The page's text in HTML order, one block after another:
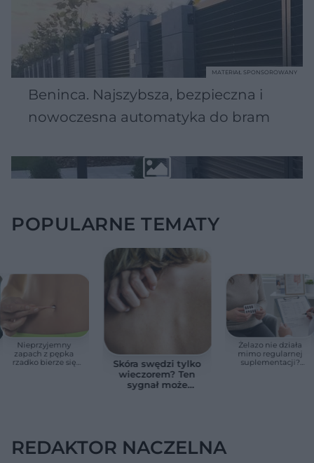
Beninca. Najszybsza, bezpieczna i
nowoczesna automatyka do bram
MATERIAŁ SPONSOROWANY
POPULARNE TEMATY
Nieprzyjemny
zapach z pępka
rzadko bierze się
Skóra swędzi tylko
wieczorem? Ten
sygnał może
Żelazo nie działa
mimo regularnej
suplementacji?
REDAKTOR NACZELNA